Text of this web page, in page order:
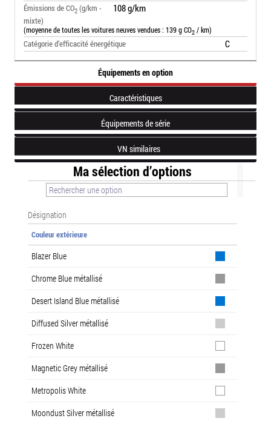
Équipements en option
Caractéristiques
Équipements de série
VN similaires
Ma sélection d’options
Désignation
Couleur extérieure
Blazer Blue
Chrome Blue métallisé
Desert Island Blue métallisé
Diffused Silver métallisé
Frozen White
Magnetic Grey métallisé
Metropolis White
Moondust Silver métallisé
Émissions de CO2 (g/km -
mixte)
108 g/km
(moyenne de toutes les voitures neuves vendues : 139 g CO2 / km)
Catégorie d’efficacité énergétique C